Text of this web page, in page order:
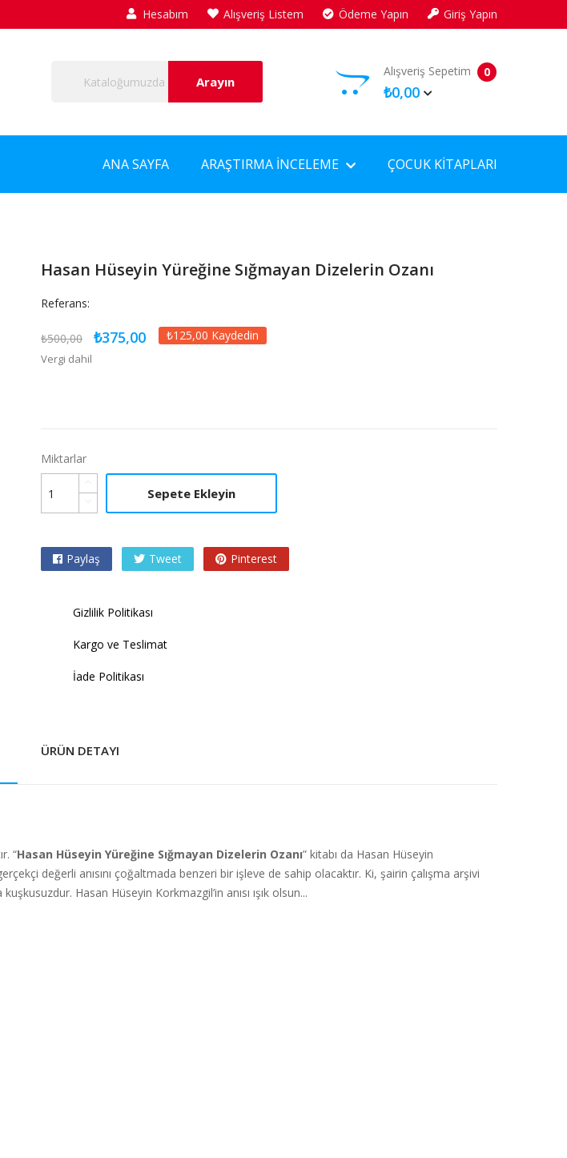
Hesabım Alışveriş Listem Ödeme Yapın Giriş Yapın
Alışveriş Sepetim 0
₺0,00
Arayın
ANA SAYFA ARAŞTIRMA İNCELEME ÇOCUK KITAPLARI
Hasan Hüseyin Yüreğine Sığmayan Dizelerin Ozanı
Referans:
₺500,00 ₺375,00 ₺125,00 Kaydedin
Vergi dahil
Miktarlar
Sepete Ekleyin
Paylaş Tweet Pinterest
Gizlilik Politikası
Kargo ve Teslimat
İade Politikası
ÜRÜN DETAYI
“Hasan Hüseyin Yüreğine Sığmayan Dizelerin Ozanı” kitabı da Hasan Hüseyin
değerli anısını çoğaltmada benzeri bir işleve de sahip olacaktır. Ki, şairin çalışma arşivi
Hasan Hüseyin Korkmazgil’in anısı ışık olsun...